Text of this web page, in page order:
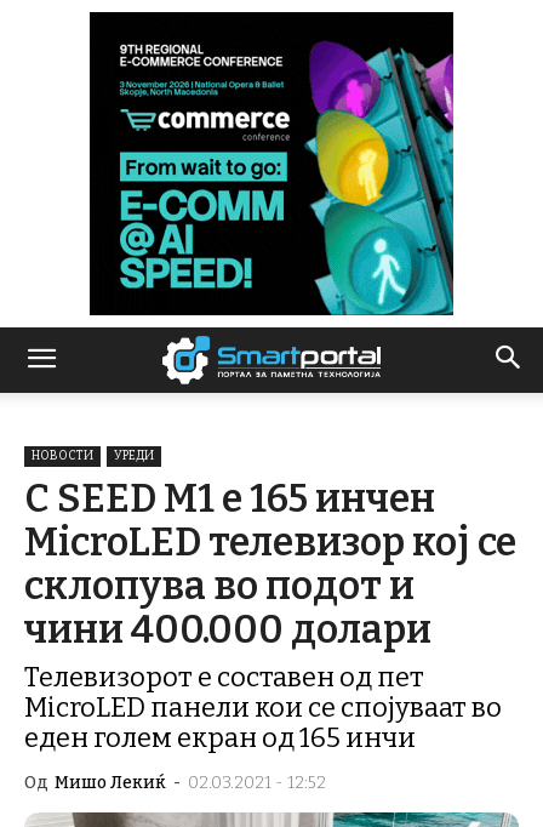
НОВОСТИ УРЕДИ
C SEED M1 е 165 инчен
MicroLED телевизор кој се
склопува во подот и
чини 400.000 долари
Телевизорот е составен од пет
MicroLED панели кои се спојуваат во
еден голем екран од 165 инчи
Од Мишо Лекиќ - 02.03.2021 - 12:52